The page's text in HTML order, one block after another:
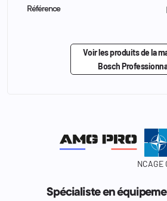
Référence
Voir les produits de la
Bosch
NCAGE
Spécialiste en